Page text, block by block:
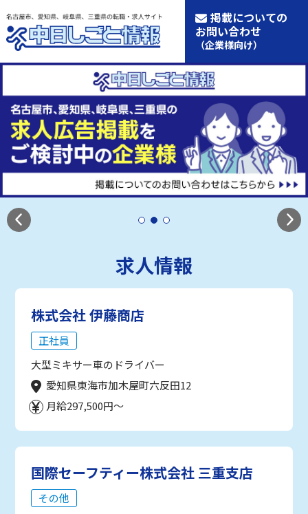
掲載についての
お問い合わせ
（企業様向け）
求人情報
株式会社 伊藤商店
正社員
大型ミキサー車のドライバー
愛知県東海市加木屋町六反田12
月給297,500円～
国際セーフティー株式会社 三重支店
その他